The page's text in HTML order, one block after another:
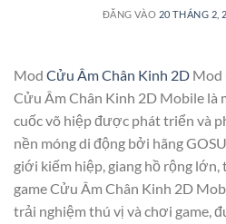
ĐĂNG VÀO 20 THÁNG 2,
Mod Cửu Âm Chân Kinh 2D Mod
Cửu Âm Chân Kinh 2D Mobile là
cuốc võ hiệp được phát triển và
nền móng di động bởi hãng
giới kiếm hiệp, giang hồ rộng
game Cửu Âm Chân Kinh 2D
trải nghiệm thú vị và chơi game,